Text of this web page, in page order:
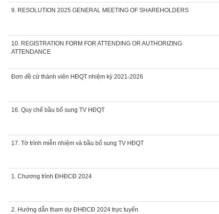
9. RESOLUTION 2025 GENERAL MEETING OF SHAREHOLDERS
10. REGISTRATION FORM FOR ATTENDING OR AUTHORIZING
ATTENDANCE
Đơn đề cử thành viên HĐQT nhiệm kỳ 2021-2026
16. Quy chế bầu bổ sung TV HĐQT
17. Tờ trình miễn nhiệm và bầu bổ sung TV HĐQT
1. Chương trình ĐHĐCĐ 2024
2. Hướng dẫn tham dự ĐHĐCĐ 2024 trực tuyến